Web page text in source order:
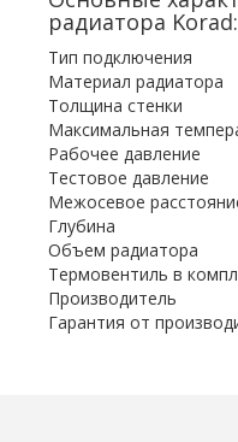
радиатора Korad:
Тип
Материал
Толщина
Максимальная
Рабочее
Тестовое
Межосевое
Объем
Термовентиль в
Гарантия от